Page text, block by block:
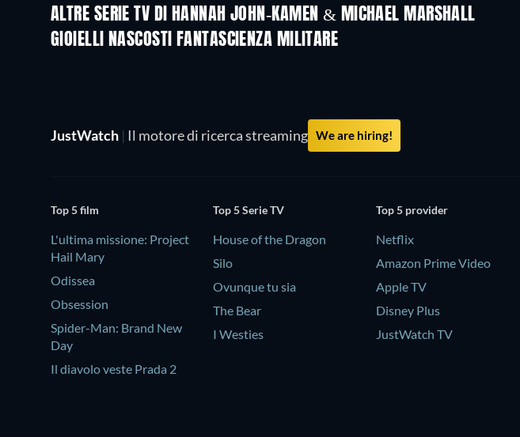
ALTRE SERIE TV DI HANNAH JOHN-KAMEN & MICHAEL MARSHALL
TV TV
GIOIELLI NASCOSTI FANTASCIENZA MILITARE
JustWatch | Il motore di ricerca streaming We are hiring!
Top 5 film
L'ultima missione: Project
Hail Mary
Odissea
Obsession
Spider-Man: Brand New
Day
Il diavolo veste Prada 2
Top 5 Serie TV
House of the Dragon
Silo
Ovunque tu sia
The Bear
I Westies
Top 5 provider
Netflix
Amazon Prime Video
Apple TV
Disney Plus
JustWatch TV